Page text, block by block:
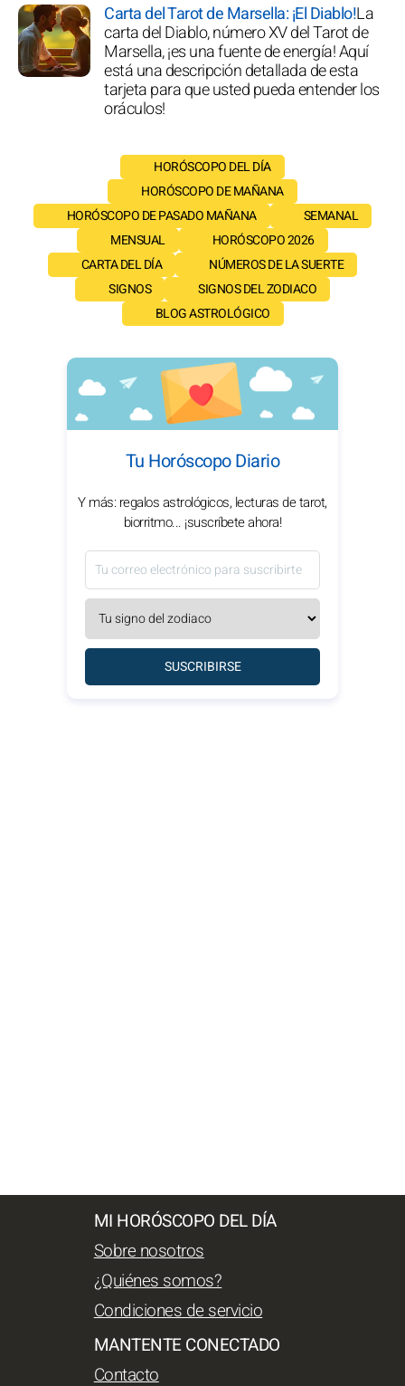
Carta del Tarot de Marsella: ¡El Diablo!La
carta del Diablo, número XV del Tarot de
Marsella, ¡es una fuente de energía! Aquí
está una descripción detallada de esta
tarjeta para que usted pueda entender los
oráculos!
HORÓSCOPO DEL DÍA
HORÓSCOPO DE MAÑANA
HORÓSCOPO DE PASADO MAÑANA
SEMANAL
MENSUAL
HORÓSCOPO 2026
CARTA DEL DÍA
NÚMEROS DE LA SUERTE
SIGNOS
SIGNOS DEL ZODIACO
BLOG ASTROLÓGICO
Tu Horóscopo Diario
Y más: regalos astrológicos, lecturas de tarot,
biorritmo... ¡suscríbete ahora!
SUSCRIBIRSE
MI HORÓSCOPO DEL DÍA
Sobre nosotros
¿Quiénes somos?
Condiciones de servicio
MANTENTE CONECTADO
Contacto